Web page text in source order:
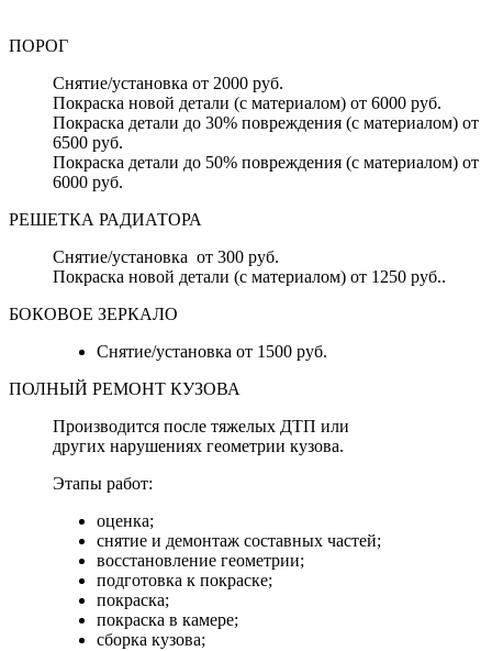
ПОРОГ
Снятие/установка от 2000 руб.
Покраска новой детали (с материалом) от 6000 руб.
Покраска детали до 30% повреждения (с материалом) от
6500 руб.
Покраска детали до 50% повреждения (с материалом) от
6000 руб.
РЕШЕТКА РАДИАТОРА
Снятие/установка от 300 руб.
Покраска новой детали (с материалом) от 1250 руб..
БОКОВОЕ ЗЕРКАЛО
Снятие/установка от 1500 руб.
ПОЛНЫЙ РЕМОНТ КУЗОВА
Производится после тяжелых ДТП или
других нарушениях геометрии кузова.
Этапы работ:
оценка;
снятие и демонтаж составных частей;
восстановление геометрии;
подготовка к покраске;
покраска;
покраска в камере;
сборка кузова;